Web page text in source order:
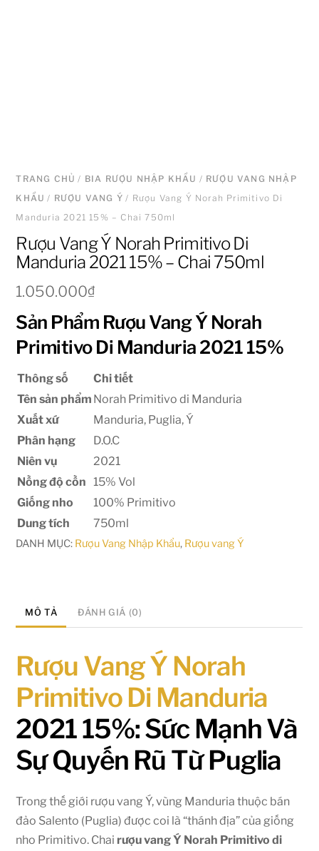
TRANG CHỦ / BIA RƯỢU NHẬP KHẨU / RƯỢU VANG NHẬP
KHẨU / RƯỢU VANG Ý / Rượu Vang Ý Norah Primitivo Di
Manduria 2021 15% – Chai 750ml
Rượu Vang Ý Norah Primitivo Di
Manduria 2021 15% – Chai 750ml
1.050.000₫
Sản Phẩm Rượu Vang Ý Norah
Primitivo Di Manduria 2021 15%
Thông số
Chi tiết
Tên sản phẩm Norah Primitivo di Manduria
Xuất xứ
Manduria, Puglia, Ý
Phân hạng
D.O.C
Niên vụ
2021
Nồng độ cồn
15% Vol
Giống nho
100% Primitivo
Dung tích
750ml
DANH MỤC: Rượu Vang Nhập Khẩu, Rượu vang Ý
MÔ TẢ ĐÁNH GIÁ (0)
Rượu Vang Ý Norah
Primitivo Di Manduria
2021 15%: Sức Mạnh Và
Sự Quyến Rũ Từ Puglia
Trong thế giới rượu vang Ý, vùng Manduria thuộc bán
đảo Salento (Puglia) được coi là “thánh địa” của giống
nho Primitivo. Chai rượu vang Ý Norah Primitivo di